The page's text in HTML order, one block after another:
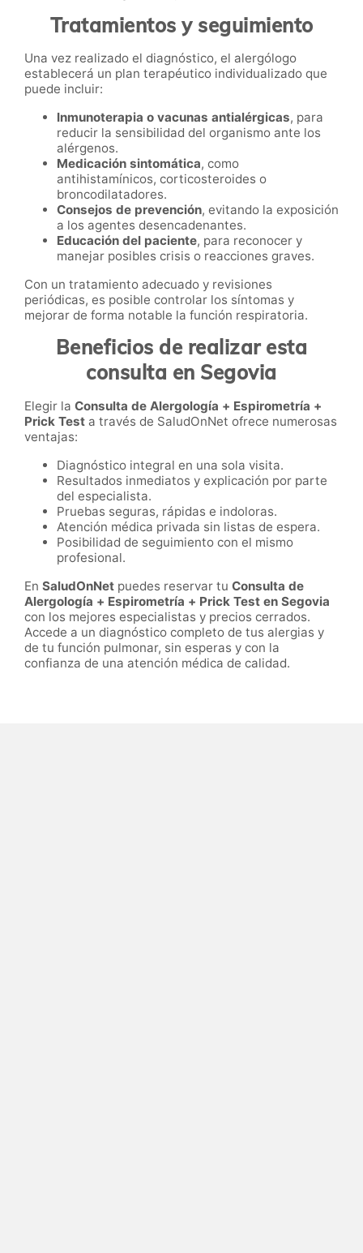
Tratamientos y seguimiento
Una vez realizado el diagnóstico, el alergólogo
establecerá un plan terapéutico individualizado que
puede incluir:
Inmunoterapia o vacunas antialérgicas, para
reducir la sensibilidad del organismo ante los
alérgenos.
Medicación sintomática, como
antihistamínicos, corticosteroides o
broncodilatadores.
Consejos de prevención, evitando la exposición
a los agentes desencadenantes.
Educación del paciente, para reconocer y
manejar posibles crisis o reacciones graves.
Con un tratamiento adecuado y revisiones
periódicas, es posible controlar los síntomas y
mejorar de forma notable la función respiratoria.
Beneficios de realizar esta
consulta en Segovia
Elegir la Consulta de Alergología + Espirometría +
Prick Test a través de SaludOnNet ofrece numerosas
ventajas:
Diagnóstico integral en una sola visita.
Resultados inmediatos y explicación por parte
del especialista.
Pruebas seguras, rápidas e indoloras.
Atención médica privada sin listas de espera.
Posibilidad de seguimiento con el mismo
profesional.
En SaludOnNet puedes reservar tu Consulta de
Alergología + Espirometría + Prick Test en Segovia
con los mejores especialistas y precios cerrados.
Accede a un diagnóstico completo de tus alergias y
de tu función pulmonar, sin esperas y con la
confianza de una atención médica de calidad.